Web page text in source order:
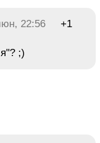
22:56 +1
;)